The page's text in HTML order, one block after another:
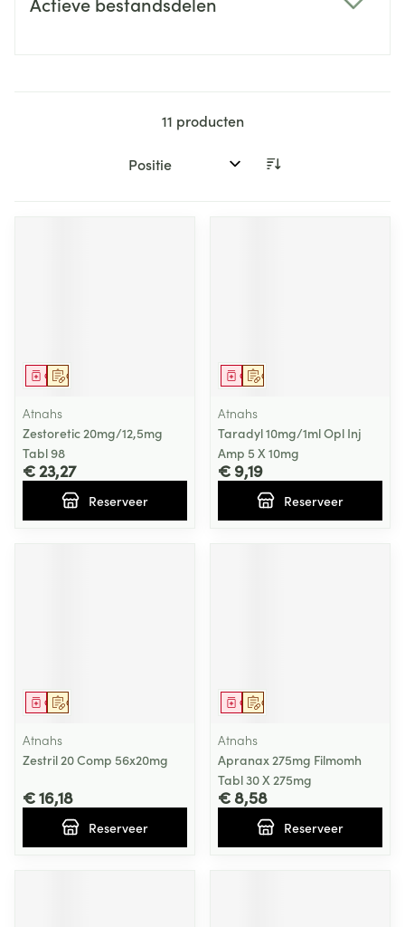
11 producten
Sorteer op:
Op voorschrift
Geneesmiddel
Atnahs
Zestoretic 20mg/12,5mg
Tabl 98
€ 23,27
Reserveer
Op voorschrift
Geneesmiddel
Atnahs
Taradyl 10mg/1ml Opl Inj
Amp 5 X 10mg
€ 9,19
Reserveer
Op voorschrift
Geneesmiddel
Atnahs
Zestril 20 Comp 56x20mg
€ 16,18
Reserveer
Op voorschrift
Geneesmiddel
Atnahs
Apranax 275mg Filmomh
Tabl 30 X 275mg
€ 8,58
Reserveer